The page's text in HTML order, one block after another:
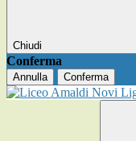
Chiudi
Conferma
Annulla Conferma